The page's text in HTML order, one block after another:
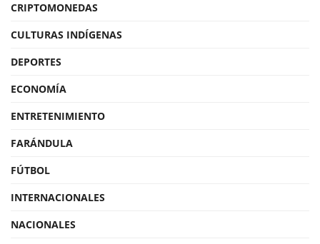
CRIPTOMONEDAS
CULTURAS INDÍGENAS
DEPORTES
ECONOMÍA
ENTRETENIMIENTO
FARÁNDULA
FÚTBOL
INTERNACIONALES
NACIONALES